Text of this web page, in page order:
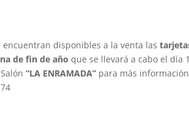
encuentran disponibles a la venta las
de fin de año que se llevará a cabo el día
“LA ENRAMADA”para más